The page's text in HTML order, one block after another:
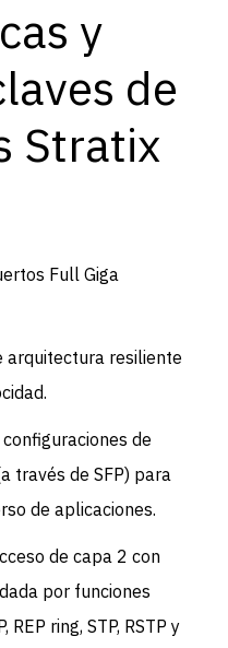
y
de
Stratix
Full Giga
arquitectura resiliente
de
través de SFP) para
de aplicaciones.
de capa 2 con
por funciones
REP ring, STP, RSTP y